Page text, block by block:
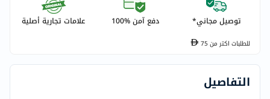
توصيل مجاني* دفع آمن %100 علامات تجارية أصلية
للطلبات اكتر من75
التفاصيل